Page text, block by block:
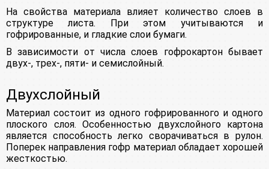
На свойства материала влияет количество слоев в
структуре листа. При этом учитываются и
гофрированные, и гладкие слои бумаги.
В зависимости от числа слоев гофрокартон бывает
двух-, трех-, пяти- и семислойный.
Двухслойный
Материал состоит из одного гофрированного и одного
плоского слоя. Особенностью двухслойного картона
является способность легко сворачиваться в рулон.
Поперек направления гофр материал обладает хорошей
жесткостью.